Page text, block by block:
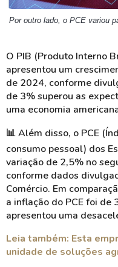
Por outro lado, o PCE variou
O PIB (Produto Interno
apresentou um
de 2024, conforme
de 3% superou as
uma economia
📊 Além disso, o PCE
consumo pessoal) dos
variação de 2,5% no
conforme dados
Comércio. Em
a inflação do PCE foi
apresentou uma
Leia também: Esta
unidade de soluções